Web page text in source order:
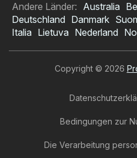
Andere Länder: Australia
Deutschland Danmark
Italia Lietuva Nederland
Copyright © 2026
Bedingungen zur
Die Verarbeitung